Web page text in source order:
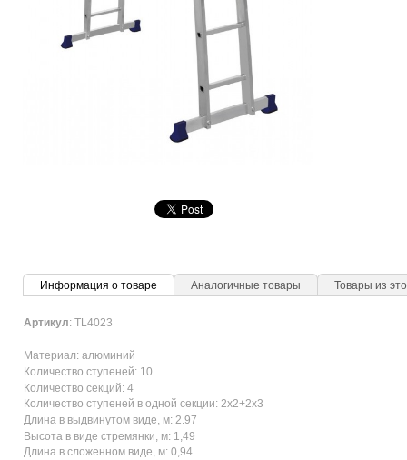
Информация о товаре Аналогичные товары Товары из
Артикул: TL4023
Материал: алюминий
Количество ступеней: 10
Количество секций: 4
Количество ступеней в одной секции: 2x2+2x3
Длина в выдвинутом виде, м: 2.97
Высота в виде стремянки, м: 1,49
Длина в сложенном виде, м: 0,94